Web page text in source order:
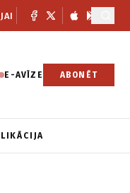
E-AVĪZE ABONĒT